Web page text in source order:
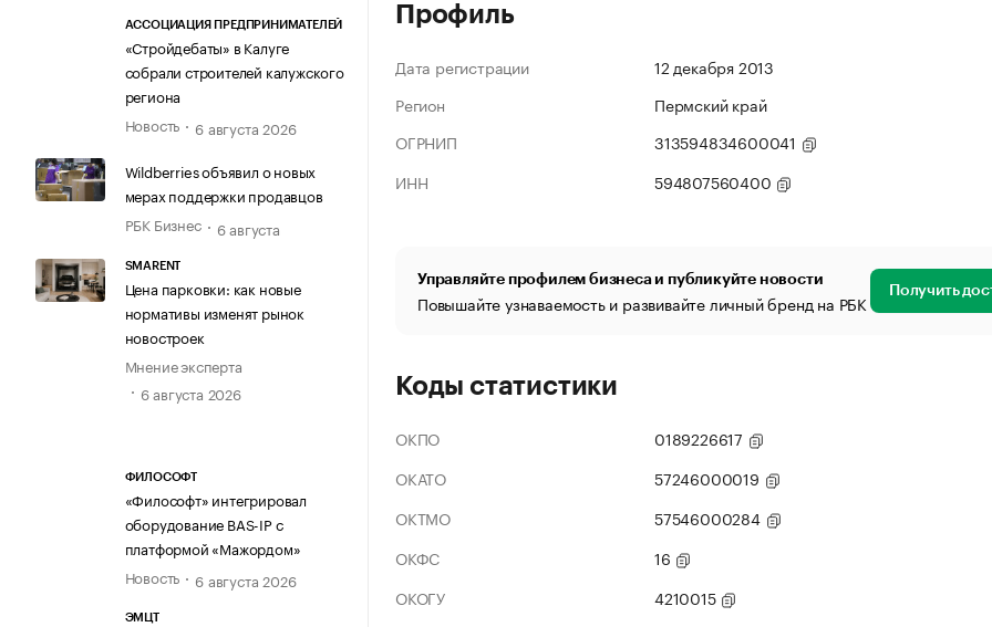
АССОЦИАЦИЯ ПРЕДПРИНИМАТЕЛЕЙ
«Стройдебаты» в Калуге
собрали строителей калужского
региона
Новость
6 августа 2026
Wildberries объявил о новых
мерах поддержки продавцов
РБК Бизнес
6 августа
SMARENT
Цена парковки: как новые
нормативы изменят рынок
новостроек
Мнение эксперта
6 августа 2026
ФИЛОСОФТ
«Философт» интегрировал
оборудование BAS-IP с
платформой «Мажордом»
Новость
6 августа 2026
ЭМЦТ
Профиль
Дата регистрации
12 декабря 2013
Регион
Пермский край
ОГРНИП
313594834600041
ИНН
594807560400
Управляйте профилем бизнеса и публикуйте новости
Повышайте узнаваемость и развивайте личный бренд на РБК Получить
Коды статистики
ОКПО
0189226617
ОКАТО
57246000019
ОКТМО
57546000284
ОКФС
16
ОКОГУ
4210015